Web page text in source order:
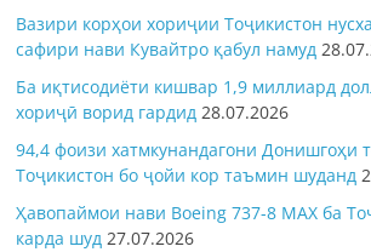
Вазири корҳои хориҷии Тоҷикистон
сафири нави Кувайтро қабул намуд
Ба иқтисодиёти кишвар 1,9 миллиард
хориҷӣ ворид гардид 28.07.2026
94,4 фоизи хатмкунандагони Донишгоҳи
Тоҷикистон бо ҷойи кор таъмин шуданд
Ҳавопаймои нави Boeing 737-8 MAX ба
карда шуд 27.07.2026